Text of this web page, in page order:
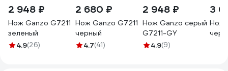
2 948 ₽
Нож Ganzo G7211
зеленый
4.9(26)
2 680 ₽
Нож Ganzo G7211
черный
4.7(41)
2 948 ₽
Нож Ganzo серый
G7211-GY
4.9(9)
3
Нож